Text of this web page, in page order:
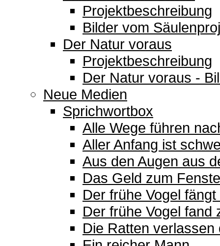
Projektbeschreibung
Bilder vom
Der Natur voraus
Projektbeschreibung
Der Natur voraus -
Neue Medien
Sprichwortbox
Alle Wege führen
Aller Anfang ist
Aus den Augen aus
Das Geld zum
Der frühe Vogel
Der frühe Vogel fand
Die Ratten